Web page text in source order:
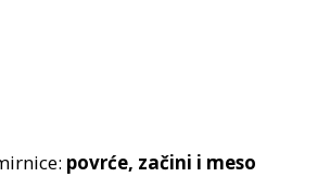
povrće, začini i meso